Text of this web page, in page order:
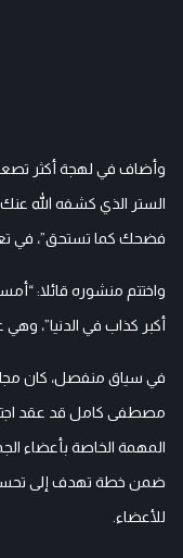
وأضاف في لهجة أكثر
الستر الذي كشفه الله
فضحك كما تستحق”، في
واختتم منشوره قائلا:
أكبر كذاب في الدنيا”، وهي
في سياق منفصل، كان
مصطفى كامل قد عقد
المهمة الخاصة بأعضاء
ضمن خطة تهدف إلى تحسين
للأعضاء.